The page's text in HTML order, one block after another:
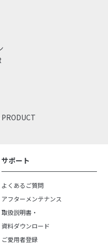
サポート
よくあるご質問
アフターメンテナンス
取扱説明書・
資料ダウンロード
ご愛用者登録